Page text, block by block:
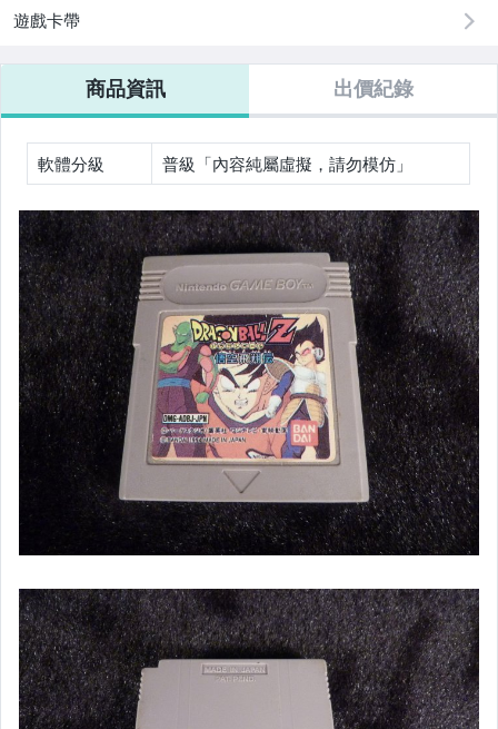
遊戲卡帶
商品資訊 出價紀錄
軟體分級 普級「內容純屬虛擬，請勿模仿」